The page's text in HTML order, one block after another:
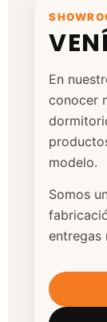
En
conocer
modelo.
Somos
entregas